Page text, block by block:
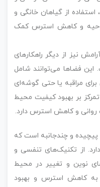
از گیاهان خانگی و
و کاهش استرس کمک
نیز از دیگر راهکارهای
فضاها می‌توانند شامل
مراقبه یا حتی گوشه‌ای
بر بهبود کیفیت محیط
و کاهش استرس دارد.
و چندجانبه است که
از تکنیک‌های تنفسی و
نوین و تغییر در محیط
به کاهش استرس و بهبود